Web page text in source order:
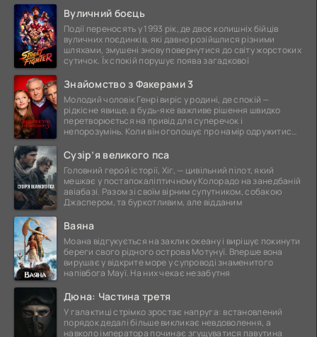
Вуличний боєць
Події переносять у 1993 рік, де двоє колишніх бійців
вуличних поєдинків, які давно розійшлися різними
шляхами, змушені знову повернутися до світу жорстоких
сутичок. Їх спокій порушує поява загадкової
Знайомство з Факерами 3
Молодий чоловік Генрі виріс у родині, де спокій —
рідкісне явище, а будь-яке важливе рішення швидко
перетворюється на привід для суперечок і
непорозумінь. Коли він оголошує про намір одружитися,
Сузір’я великого пса
Головний герой історії, Хіг, — цивільний пілот, який
мешкає у постапокаліптичному Колорадо на занедбаній
авіабазі. Разом зі своїм вірним супутником, собакою
Джаспером, та буркотливим, але відданим
Ваяна
Моана відгукується на заклик океану і вирішує покинути
береги свого рідного острова Мотунуї. Вперше вона
вирушає у відкрите море у супроводі знаменитого
напівбога Мауї. На них чекає незабутня
Дюна: Частина третя
У галактиці стрімко зростає напруга: встановлений
порядок дедалі більше викликає невдоволення, а
навколо імператора починає згущуватися павутина